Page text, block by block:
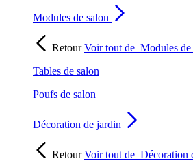
Modules de salon
RetourVoir tout de Modules de
Tables de salon
Poufs de salon
Décoration de jardin
RetourVoir tout de Décoration